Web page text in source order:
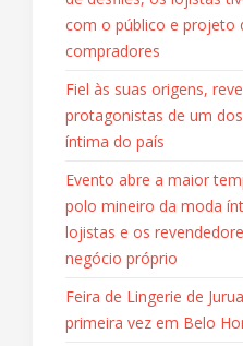
com o público e projeto
compradores
Fiel às suas origens,
protagonistas de um
íntima do país
Evento abre a maior
polo mineiro da moda
lojistas e os
negócio próprio
Feira de Lingerie de
primeira vez em Belo